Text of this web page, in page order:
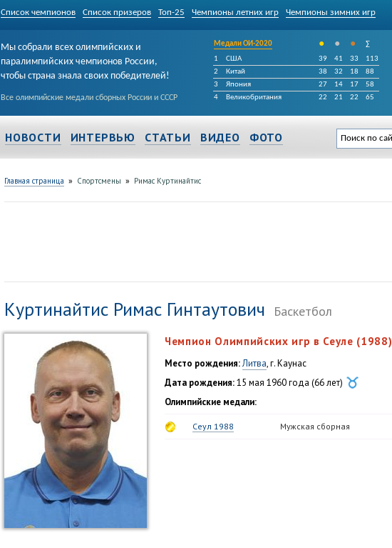
Список чемпионов Список призеров Топ-25 Чемпионы летних игр Чемпионы зимних игр
Мы собрали всех олимпийских и
паралимпийских чемпионов России,
чтобы страна знала своих победителей!
Все олимпийские медали сборных России и СССР
Медали ОИ-2020 • • •
∑
1
США 39 41 33
113
2
Китай 38 32 18
88
3
Япония 27 14 17
58
4
Великобритания 22 21 22 65
НОВОСТИ ИНТЕРВЬЮ СТАТЬИ ВИДЕО ФОТО
Главная страница » Спортсмены » Римас Куртинайтис
Куртинайтис Римас Гинтаутович Баскетбол
Чемпион Олимпийских игр в Сеуле (1988)
Место рождения:Литва, г. Каунас
Дата рождения:15 мая 1960 года (66 лет)
Олимпийские медали:
Сеул 1988 Мужская сборная